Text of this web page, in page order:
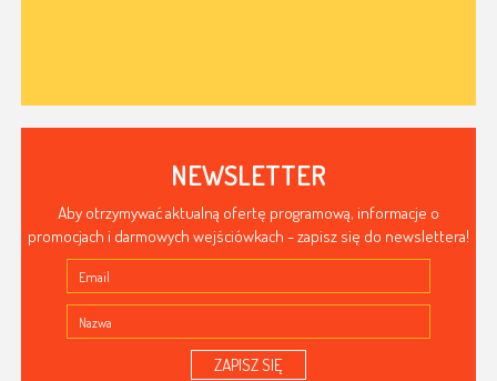
NEWSLETTER
Aby otrzymywać aktualną ofertę programową, informacje o
promocjach i darmowych wejściówkach - zapisz się do newslettera!
ZAPISZ SIĘ